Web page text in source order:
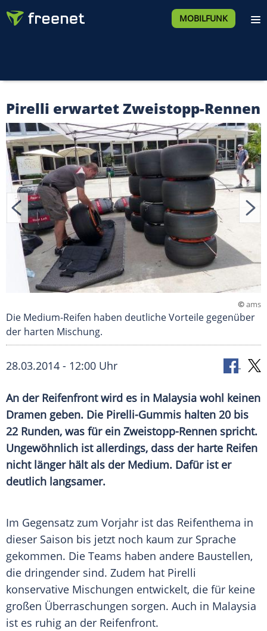
MOBILFUNK
Pirelli erwartet Zweistopp-Rennen
©ams
Die Medium-Reifen haben deutliche Vorteile gegenüber
der harten Mischung.
28.03.2014 - 12:00 Uhr
An der Reifenfront wird es in Malaysia wohl keinen
Dramen geben. Die Pirelli-Gummis halten 20 bis
22 Runden, was für ein Zweistopp-Rennen spricht.
Ungewöhnlich ist allerdings, dass der harte Reifen
nicht länger hält als der Medium. Dafür ist er
deutlich langsamer.
Im Gegensatz zum Vorjahr ist das Reifenthema in
dieser Saison bis jetzt noch kaum zur Sprache
gekommen. Die Teams haben andere Baustellen,
die dringender sind. Zudem hat Pirelli
konservative Mischungen entwickelt, die für keine
großen Überraschungen sorgen. Auch in Malaysia
ist es ruhig an der Reifenfront.